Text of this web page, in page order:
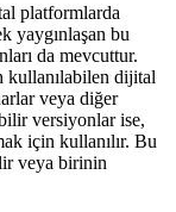
platformlarda
yaygınlaşan bu
da mevcuttur.
kullanılabilen dijital
veya diğer
versiyonlar ise,
için kullanılır. Bu
veya birinin